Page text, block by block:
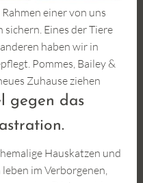
einer von uns
Eines der Tiere
haben wir in
Pommes, Bailey &
Zuhause ziehen
gegen das
Hauskatzen und
im Verborgenen,